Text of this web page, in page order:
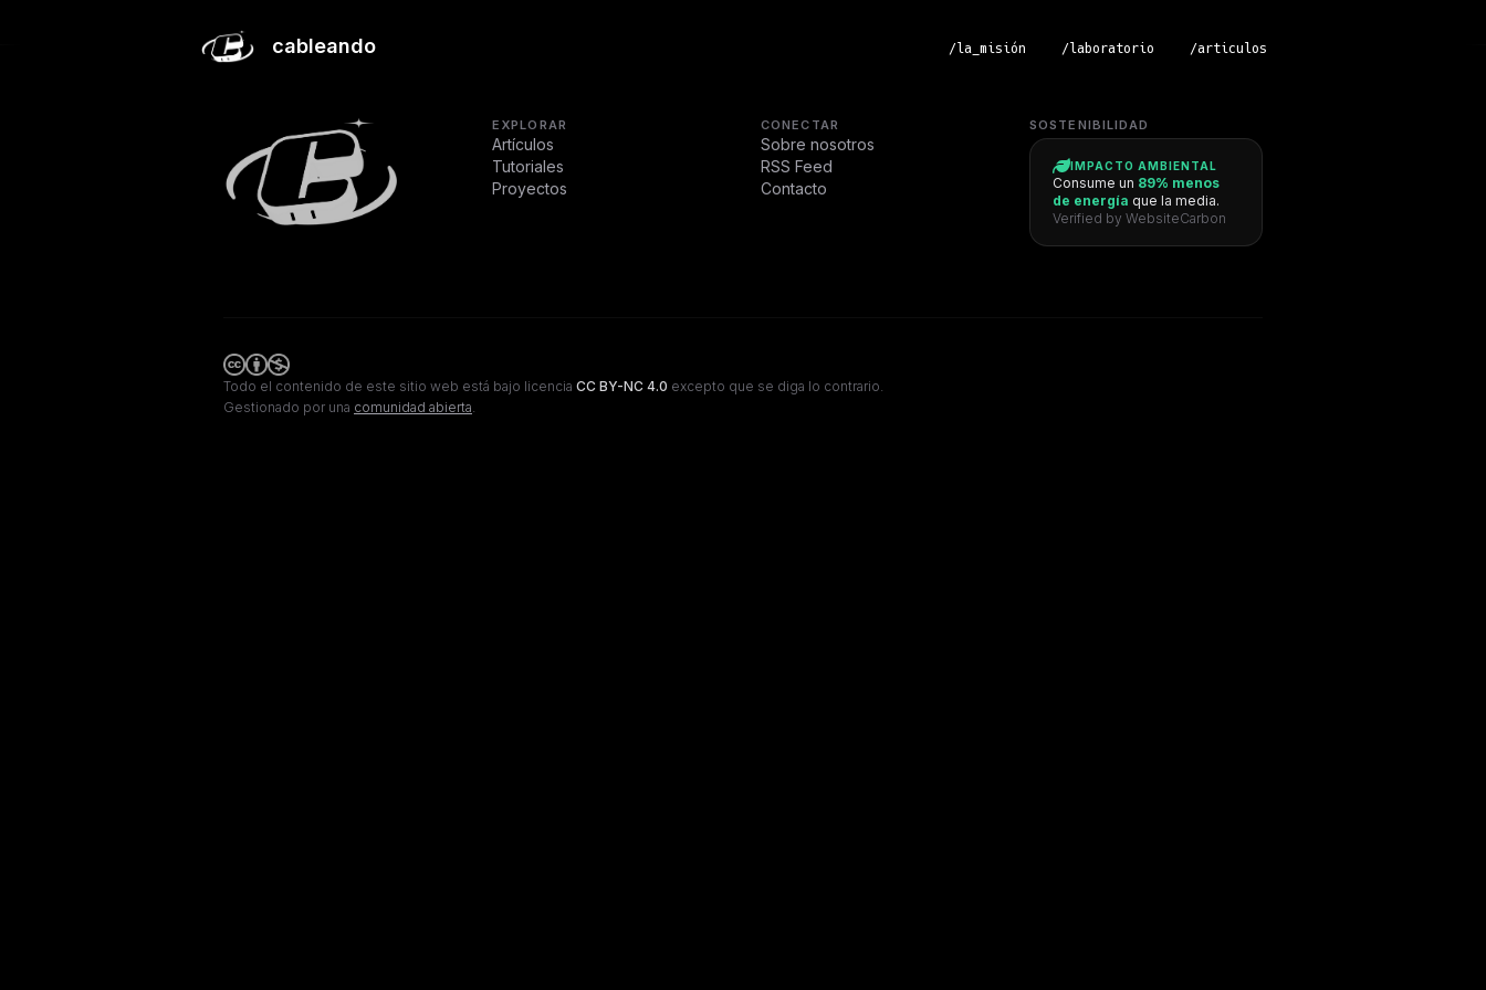
cableando /la_misión /laboratorio /articulos
El precio del camino al éxito
EXPLORAR
Artículos
Tutoriales
Proyectos
CONECTAR
Sobre nosotros
RSS Feed
Contacto
SOSTENIBILIDAD
IMPACTO AMBIENTAL
Consume un 89% menos
de energía que la media.
Verified by WebsiteCarbon
Todo el contenido de este sitio web está bajo licencia CC BY-NC 4.0 excepto que se diga lo contrario.
Gestionado por una comunidad abierta.